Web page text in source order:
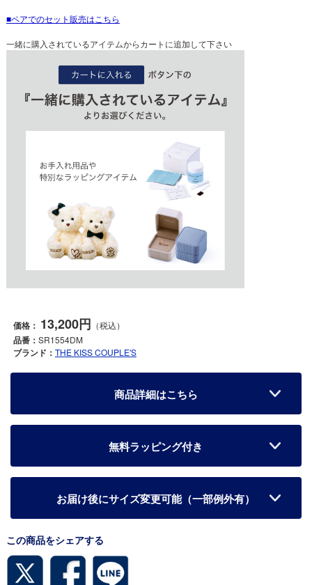
ペアでのセット販売はこちら
一緒に購入されているアイテムからカートに追加して下さい
価格： 13,200円 （税込）
品番： SR1554DM
ブランド： THE KISS COUPLE'S
商品詳細はこちら
無料ラッピング付き
お届け後にサイズ変更可能（一部例外有）
この商品をシェアする